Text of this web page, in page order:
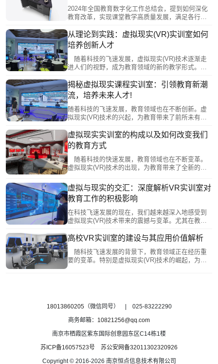
2024年全国教育数字化工作总结会，提到如何深化
教育改革，实现课堂教学高质量发展，满足各行各
探索。恒点通过多方合作，通过虚拟仿真技术为校
方提供定制化、一站式的系统解决方案，落地了一
批虚拟仿真教学项目。无论是XR数字工作站和MR
智能互动沙盘都展现了优良的教学效果。
从理论到实践：虚拟现实(VR)实训室如何
培养创新人才
随着科技的飞速发展，虚拟现实(VR)技术逐渐走
进人们的视野，成为教育领域的新的教学形式。尤
的重要工具。恒点将探讨如何通过VR实训室，从理
论到实践，提高学生的创新能力。
揭秘虚拟现实课程实训室：引领教育新潮
流，培养未来人才!
随着科技的飞速发展，教育领域也在不断创新。虚
拟现实(VR)技术的兴起，为教育带来了前所未有的
现实课程实训室，为学生提供更加生动、逼真的实
践学习环境。恒点将带你走进虚拟现实课程实训
室，探索未来的教育新体验!
虚拟现实实训室的构成以及如何改变我们
的教育方式
随着科技的快速发展，教育领域也在不断变革。
虚拟现实(VR)技术的出现，为教育带来了全新的可
潮流。恒点将详细介绍虚拟现实实训室的构成，以
及它如何改变我们的教育方式。
虚拟与现实的交汇：深度解析VR实训室对
教育工作的积极影响
在科技飞速发展的现在，我们越来越深入地感受到
虚拟现实(VR)技术带来的震撼与变革。尤其在教育
学方式带来较大改变。与恒点一起深入探讨VR实训
积极改变。
高校VR实训室的建设与其应用价值解析
随科技飞速发展的背景下，教育领域正在经历重
要的变革。特别是虚拟现实(VR)技术的崛起，为高
18013860205（微信同号） | 025-83222290
商务邮箱： 10821256@qq.com
南京市栖霞区紫东国际创意园东区C14栋1楼
苏ICP备16057523号
苏公安网备32011302320926
Copyright © 2016-2026 南京恒点信息技术有限公司